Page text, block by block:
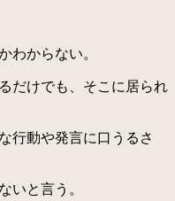
わからない。
だけでも、そこに居られ
行動や発言に口うるさ
いと言う。